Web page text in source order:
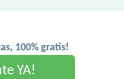
100% gratis!
YA!